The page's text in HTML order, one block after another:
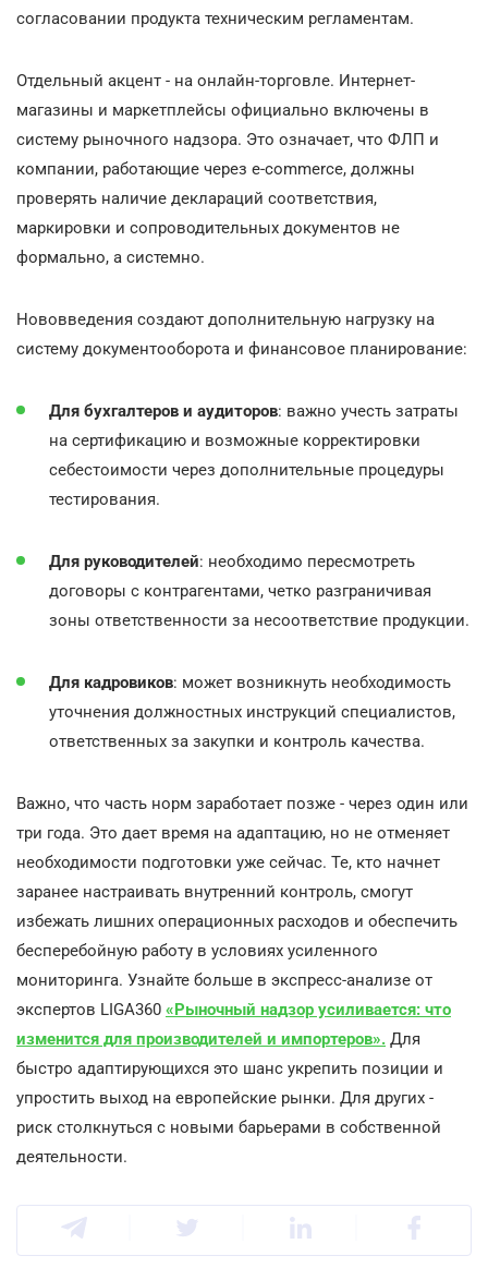
согласовании продукта техническим регламентам.
Отдельный акцент - на онлайн-торговле. Интернет-
магазины и маркетплейсы официально включены в
систему рыночного надзора. Это означает, что ФЛП и
компании, работающие через e-commerce, должны
проверять наличие деклараций соответствия,
маркировки и сопроводительных документов не
формально, а системно.
Нововведения создают дополнительную нагрузку на
систему документооборота и финансовое планирование:
Для бухгалтеров и аудиторов: важно учесть затраты
на сертификацию и возможные корректировки
себестоимости через дополнительные процедуры
тестирования.
Для руководителей: необходимо пересмотреть
договоры с контрагентами, четко разграничивая
зоны ответственности за несоответствие продукции.
Для кадровиков: может возникнуть необходимость
уточнения должностных инструкций специалистов,
ответственных за закупки и контроль качества.
Важно, что часть норм заработает позже - через один или
три года. Это дает время на адаптацию, но не отменяет
необходимости подготовки уже сейчас. Те, кто начнет
заранее настраивать внутренний контроль, смогут
избежать лишних операционных расходов и обеспечить
бесперебойную работу в условиях усиленного
мониторинга. Узнайте больше в экспресс-анализе от
экспертов LIGA360 «Рыночный надзор усиливается: что
изменится для производителей и импортеров». Для
быстро адаптирующихся это шанс укрепить позиции и
упростить выход на европейские рынки. Для других -
риск столкнуться с новыми барьерами в собственной
деятельности.